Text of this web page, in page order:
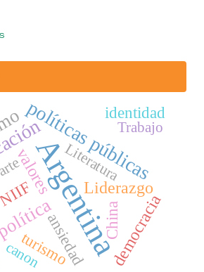
Argentina
políticas públicas
Liderazgo
valores
democracia
China
ansiedad
turismo
identidad
Literatura
canon
Trabajo
arte